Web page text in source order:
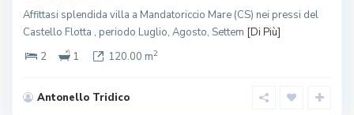
Affittasi splendida villa a Mandatoriccio Mare (CS) nei pressi del
Castello Flotta , periodo Luglio, Agosto, Settem [Di Più]
2
1 120.00 m2
Antonello Tridico